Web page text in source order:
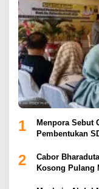
1
Menpora Sebut
Pembentukan
2
Cabor
Kosong Pulang